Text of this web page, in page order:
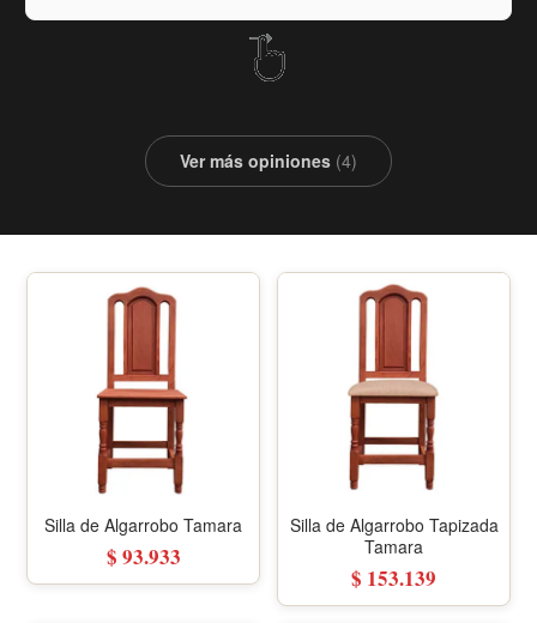
Ver más opiniones (4)
Silla de Algarrobo Tamara
$ 93.933
Silla de Algarrobo Tapizada
Tamara
$ 153.139